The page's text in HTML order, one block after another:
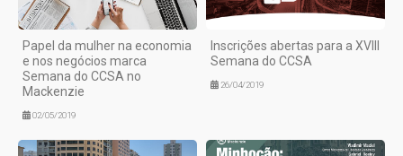
Papel da mulher na economia
e nos negócios marca
Semana do CCSA no
Mackenzie
02/05/2019
Inscrições abertas para a XVIII
Semana do CCSA
26/04/2019